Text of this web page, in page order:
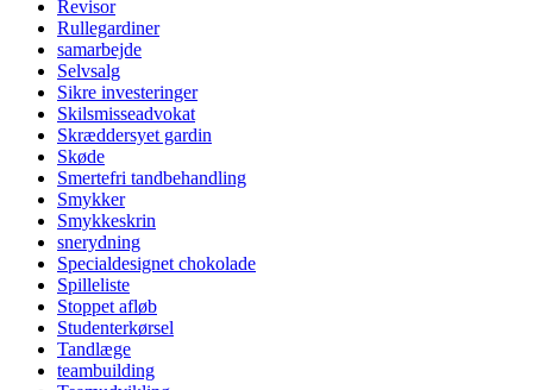
Revisor
Rullegardiner
samarbejde
Selvsalg
Sikre investeringer
Skilsmisseadvokat
Skræddersyet gardin
Skøde
Smertefri tandbehandling
Smykker
Smykkeskrin
snerydning
Specialdesignet chokolade
Spilleliste
Stoppet afløb
Studenterkørsel
Tandlæge
teambuilding